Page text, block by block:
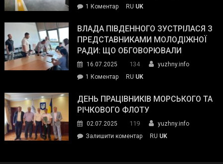
окупанти.
Маємо
діяти
команда
у
1 Коментардо
Південного
провів
інспекцію
укриття
RU UK
ВЛАДА ПІВДЕННОГО ЗУСТРІЛАСЯ З
ПРЕДСТАВНИКАМИ МОЛОДІЖНОЇ
РАДИ: ЩО ОБГОВОРЮВАЛИ
16.07.2025 134
yuzhny.info
1 Коментардо
Південного
зустрілася
представниками
молодіжної
RU UK
ДЕНЬ ПРАЦІВНИКІВ МОРСЬКОГО ТА
РІЧКОВОГО ФЛОТУ
02.07.2025 119
yuzhny.info
Залишити коментарon
RU UK